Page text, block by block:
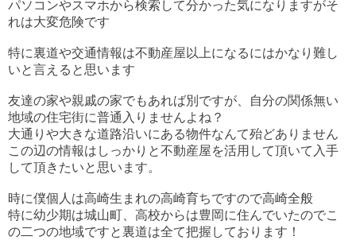
パソコンやスマホから検索して分かった気になりますがそ
れは大変危険です
特に裏道や交通情報は不動産屋以上になるにはかなり難し
いと言えると思います
友達の家や親戚の家でもあれば別ですが、自分の関係無い
地域の住宅街に普通入りませんよね？
大通りや大きな道路沿いにある物件なんて殆どありません
この辺の情報はしっかりと不動産屋を活用して頂いて入手
して頂きたいと思います。
時に僕個人は高崎生まれの高崎育ちですので高崎全般
特に幼少期は城山町、高校からは豊岡に住んでいたのでこ
の二つの地域ですと裏道は全て把握しております！